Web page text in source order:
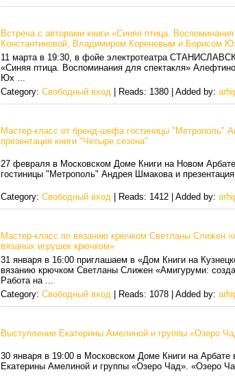
Встреча с авторами книги «Синяя птица.
Константиновой, Владимиром Кореневым и Борисом
11 марта в 19:30, в фойе электротеатра
«Синяя птица. Воспоминания для спектакля»
Юх ...
Category: Свободный вход | Reads: 1380 | Added by:
Мастер-класс от бренд-шефа гостиницы "Метрополь"
презентация книги "Четыре сезона"
27 февраля в Московском Доме Книги на Новом
гостиницы "Метрополь" Андрея Шмакова и
Category: Свободный вход | Reads: 1412 | Added by:
Мастер-класс по вязанию крючком Светланы Слижен
вязаных игрушек крючком»
31 января в 16:00 приглашаем в «Дом Книги на
вязанию крючком Светланы Слижен «Амигуруми:
Работа на ...
Category: Свободный вход | Reads: 1078 | Added by:
Выступление Екатерины Амелиной и группы «Озеро
30 января в 19:00 в Московском Доме Книги на
Екатерины Амелиной и группы «Озеро Чад». «Озеро